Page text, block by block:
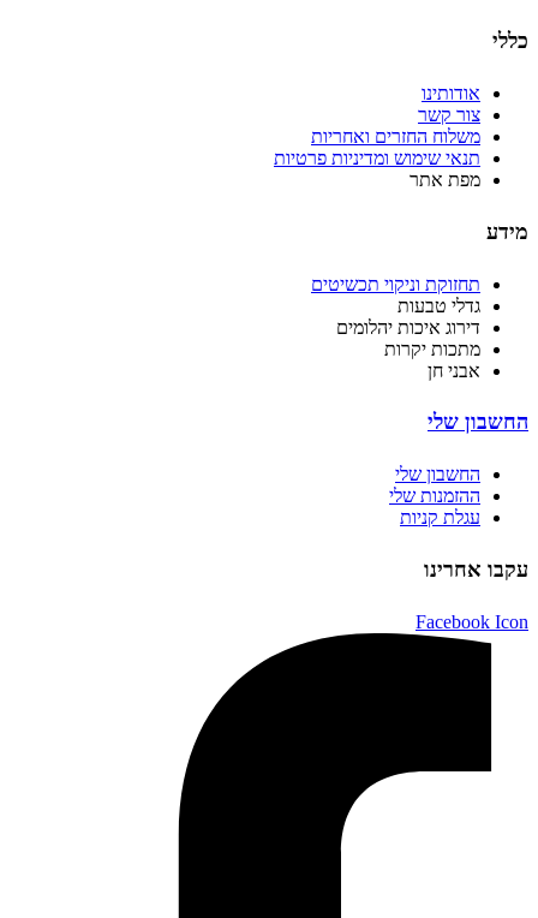
כללי
אודותינו
צור קשר
משלוח החזרים ואחריות
תנאי שימוש ומדיניות פרטיות
מפת אתר
מידע
תחזוקת וניקוי תכשיטים
גדלי טבעות
דירוג איכות יהלומים
מתכות יקרות
אבני חן
החשבון שלי
החשבון שלי
ההזמנות שלי
עגלת קניות
עקבו אחרינו
Facebook Icon